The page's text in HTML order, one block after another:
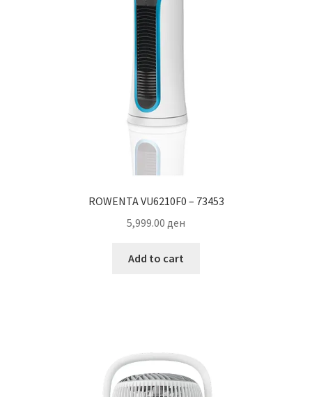
ROWENTA VU6210F0 – 73453
5,999.00 ден
Add to cart